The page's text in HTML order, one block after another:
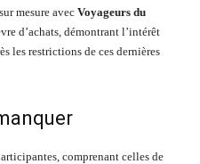
mesure avec Voyageurs du
d’achats, démontrant l’intérêt
les restrictions de ces dernières
comprenant celles de